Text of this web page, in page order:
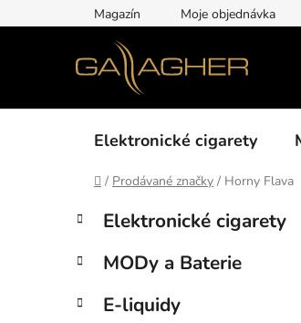
na
Magazín Moje objednávka
Elektronické cigarety
Domů
/ Prodávané značky / Horny Flava
P
s
r
Přeskočit
kategorie
K
a
e
o
Elektronické cigarety
MODy a Baterie
E-liquidy